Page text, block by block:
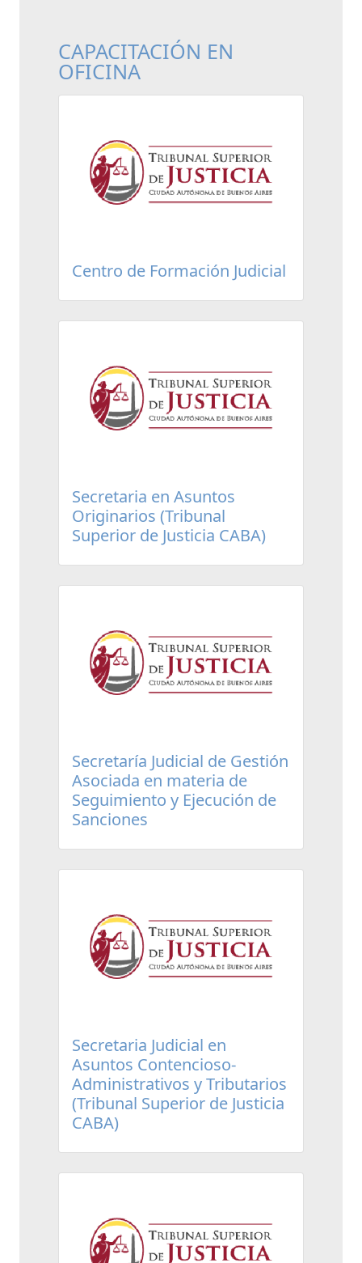
CAPACITACIÓN EN
OFICINA
Centro de Formación Judicial
Secretaria en Asuntos
Originarios (Tribunal
Superior de Justicia CABA)
Secretaría Judicial de Gestión
Asociada en materia de
Seguimiento y Ejecución de
Sanciones
Secretaria Judicial en
Asuntos Contencioso-
Administrativos y Tributarios
(Tribunal Superior de Justicia
CABA)